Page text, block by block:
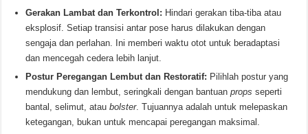
Gerakan Lambat dan Terkontrol: Hindari gerakan tiba-tiba atau
eksplosif. Setiap transisi antar pose harus dilakukan dengan
sengaja dan perlahan. Ini memberi waktu otot untuk beradaptasi
dan mencegah cedera lebih lanjut.
Postur Peregangan Lembut dan Restoratif: Pilihlah postur yang
mendukung dan lembut, seringkali dengan bantuanprops seperti
bantal, selimut, ataubolster. Tujuannya adalah untuk melepaskan
ketegangan, bukan untuk mencapai peregangan maksimal.